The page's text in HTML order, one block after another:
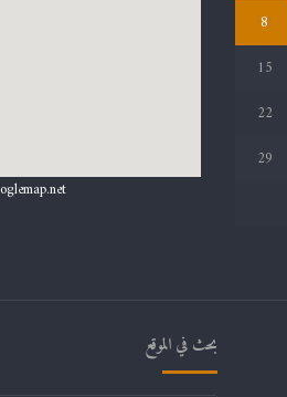
8
15
22
29
بحث في الموقع